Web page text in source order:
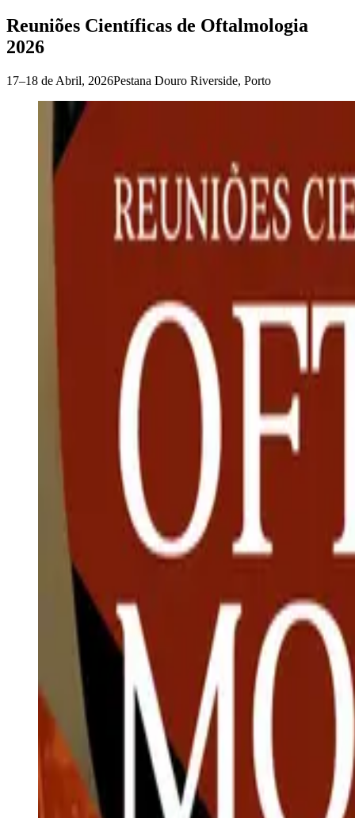
Reuniões Científicas de Oftalmologia
2026
17–18 de Abril, 2026Pestana Douro Riverside, Porto